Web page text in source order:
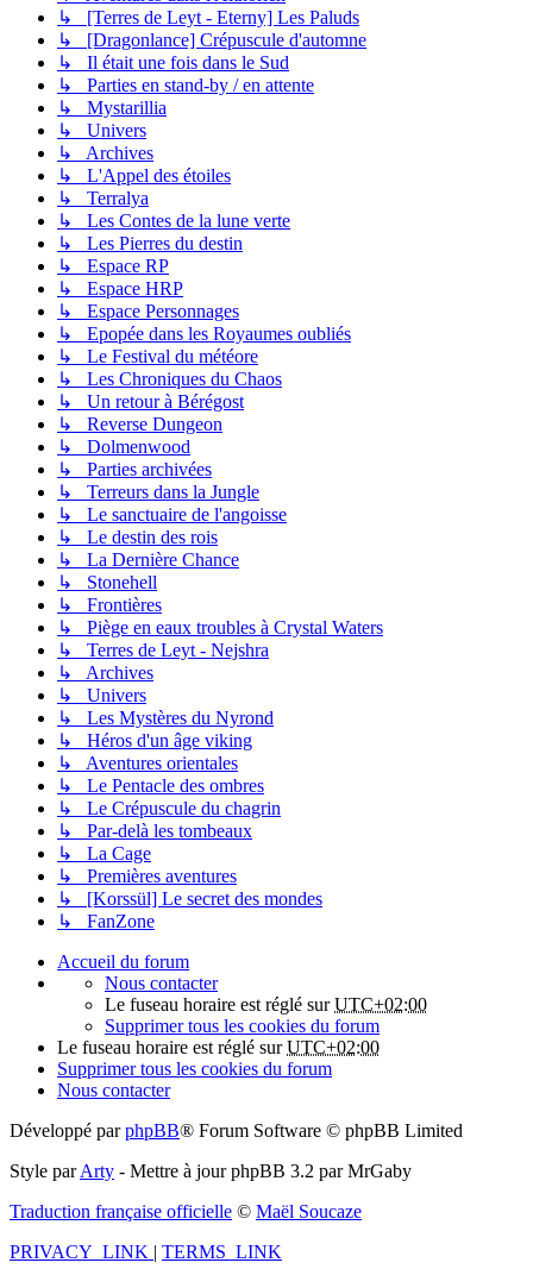
↳ [Terres de Leyt - Eterny] Les Paluds
↳ [Dragonlance] Crépuscule d'automne
↳ Il était une fois dans le Sud
↳ Parties en stand-by / en attente
↳ Mystarillia
↳ Univers
↳ Archives
↳ L'Appel des étoiles
↳ Terralya
↳ Les Contes de la lune verte
↳ Les Pierres du destin
↳ Espace RP
↳ Espace HRP
↳ Espace Personnages
↳ Epopée dans les Royaumes oubliés
↳ Le Festival du météore
↳ Les Chroniques du Chaos
↳ Un retour à Bérégost
↳ Reverse Dungeon
↳ Dolmenwood
↳ Parties archivées
↳ Terreurs dans la Jungle
↳ Le sanctuaire de l'angoisse
↳ Le destin des rois
↳ La Dernière Chance
↳ Stonehell
↳ Frontières
↳ Piège en eaux troubles à Crystal Waters
↳ Terres de Leyt - Nejshra
↳ Archives
↳ Univers
↳ Les Mystères du Nyrond
↳ Héros d'un âge viking
↳ Aventures orientales
↳ Le Pentacle des ombres
↳ Le Crépuscule du chagrin
↳ Par-delà les tombeaux
↳ La Cage
↳ Premières aventures
↳ [Korssül] Le secret des mondes
↳ FanZone
Accueil du forum
Nous contacter
Le fuseau horaire est réglé surUTC+02:00
Supprimer tous les cookies du forum
Le fuseau horaire est réglé surUTC+02:00
Supprimer tous les cookies du forum
Nous contacter
Développé parphpBB® Forum Software © phpBB Limited
Style parArty - Mettre à jour phpBB 3.2 par MrGaby
Traduction française officielle © Maël Soucaze
PRIVACY_LINK | TERMS_LINK